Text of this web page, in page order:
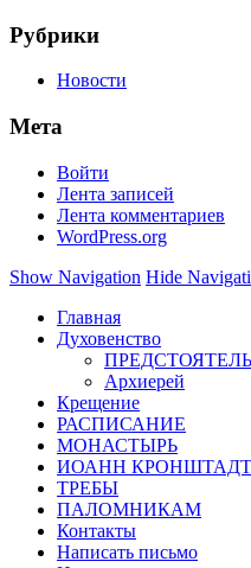
Рубрики
Новости
Мета
Войти
Лента записей
Лента комментариев
WordPress.org
Show Navigation Hide
Главная
Духовенство
ПРЕДСТОЯТЕЛЬ
Архиерей
Крещение
РАСПИСАНИЕ
МОНАСТЫРЬ
ИОАНН
ТРЕБЫ
ПАЛОМНИКАМ
Контакты
Написать письмо